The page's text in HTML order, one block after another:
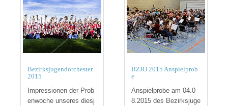
Bezirksjugendorchester
2015
Impressionen der Prob
enwoche unseres diesj
BZJO 2015 Anspielprob
e
Anspielprobe am 04.0
8.2015 des Bezirksjuge